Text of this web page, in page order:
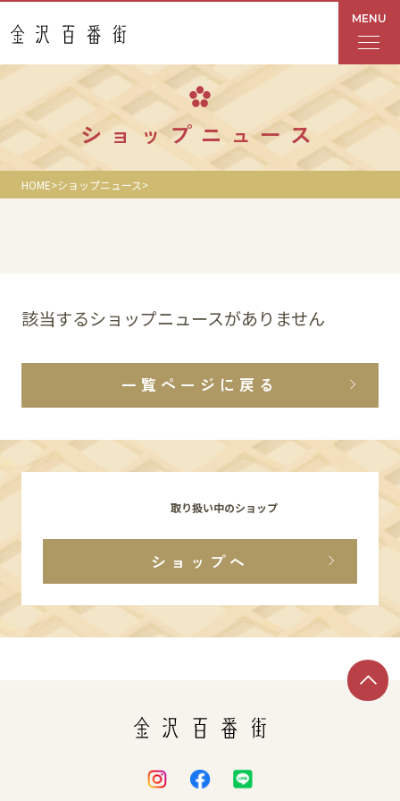
MENU
フロアガイド
あんと
Rinto
ショップニュース
イベント
館内サービス
施設からのお知らせ
スタッフ募集
ショップニュース
HOME ショップニュース
該当するショップニュースがありません
一覧ページに戻る
取り扱い中のショップ
ショップへ